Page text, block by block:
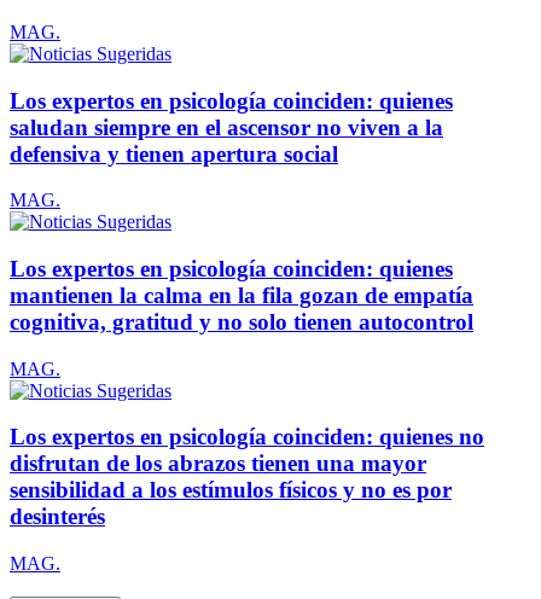
MAG.
Los expertos en psicología coinciden: quienes
saludan siempre en el ascensor no viven a la
defensiva y tienen apertura social
MAG.
Los expertos en psicología coinciden: quienes
mantienen la calma en la fila gozan de empatía
cognitiva, gratitud y no solo tienen autocontrol
MAG.
Los expertos en psicología coinciden: quienes no
disfrutan de los abrazos tienen una mayor
sensibilidad a los estímulos físicos y no es por
desinterés
MAG.